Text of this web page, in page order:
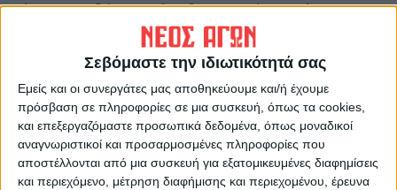
Σεβόμαστε την ιδιωτικότητά σας
Εμείς και οι συνεργάτες μας αποθηκεύουμε και/ή έχουμε
πρόσβαση σε πληροφορίες σε μια συσκευή, όπως τα cookies,
και επεξεργαζόμαστε προσωπικά δεδομένα, όπως μοναδικοί
αναγνωριστικοί και προσαρμοσμένες πληροφορίες που
αποστέλλονται από μια συσκευή για εξατομικευμένες διαφημίσεις
και περιεχόμενο, μέτρηση διαφήμισης και περιεχομένου, έρευνα
ώρες σχεδόν χωρίς εξαερισμό, χωρίς
κλιματισμό μέσα στη ζέστη χωρίς να
γνωρίζουμε τι γίνεται. Μας ανακοίνωσαν ότι
έκοψε η ΔΕΗ το ρεύμα, ενώ έγινε μπαμ,
πετάχτηκαν σπίθες και χάλασε το σύστημα
που ηλεκτροδοτούσε τη μηχανή της
αμαξοστοιχίας. Ανακοίνωσαν επίσημα ότι
κόπηκε το ρεύμα», είπε ο Κωνσταντίνος